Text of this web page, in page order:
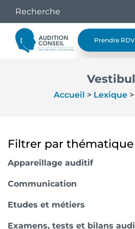
Prendre RDV
Accueil > Lexique>
Filtrer par thématique
Appareillage auditif
Communication
Etudes et métiers
Examens, tests et bilans